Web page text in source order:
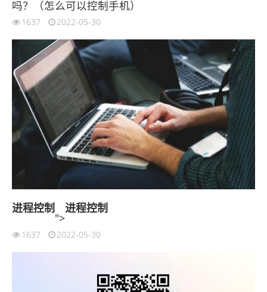
吗？（怎么可以控制手机）
1637 2022-05-30
进程控制
">
进程控制
1637 2022-05-30